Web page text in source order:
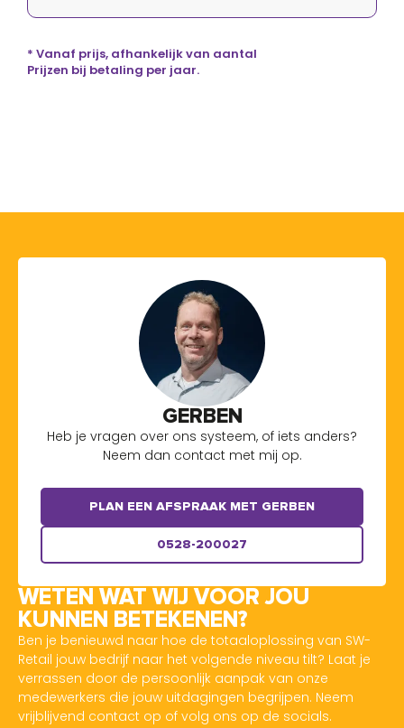
* Vanaf prijs, afhankelijk van aantal
Prijzen bij betaling per jaar.
GERBEN
Heb je vragen over ons systeem, of iets anders?
Neem dan contact met mij op.
PLAN EEN AFSPRAAK MET GERBEN
0528-200027
WETEN WAT WIJ VOOR JOU
KUNNEN BETEKENEN?
Ben je benieuwd naar hoe de totaaloplossing van SW-
Retail jouw bedrijf naar het volgende niveau tilt? Laat je
verrassen door de persoonlijk aanpak van onze
medewerkers die jouw uitdagingen begrijpen. Neem
vrijblijvend contact op of volg ons op de socials.